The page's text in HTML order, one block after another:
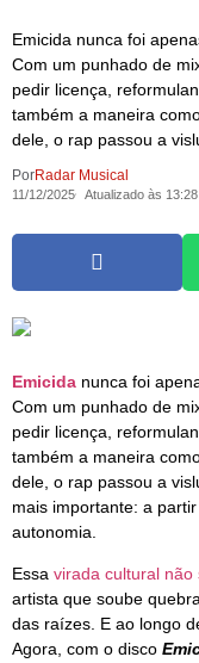
Emicida nunca foi
Com um punhado de
pedir licença,
também a maneira
dele, o rap passou a
PorRadar Musical
11/12/2025 Atualizado às 13:28
Emicida nunca foi
Com um punhado de
pedir licença,
também a maneira
dele, o rap passou a
mais importante: a
autonomia.
Essa virada cultural
artista que soube
das raízes. E ao longo
Agora, com o disco